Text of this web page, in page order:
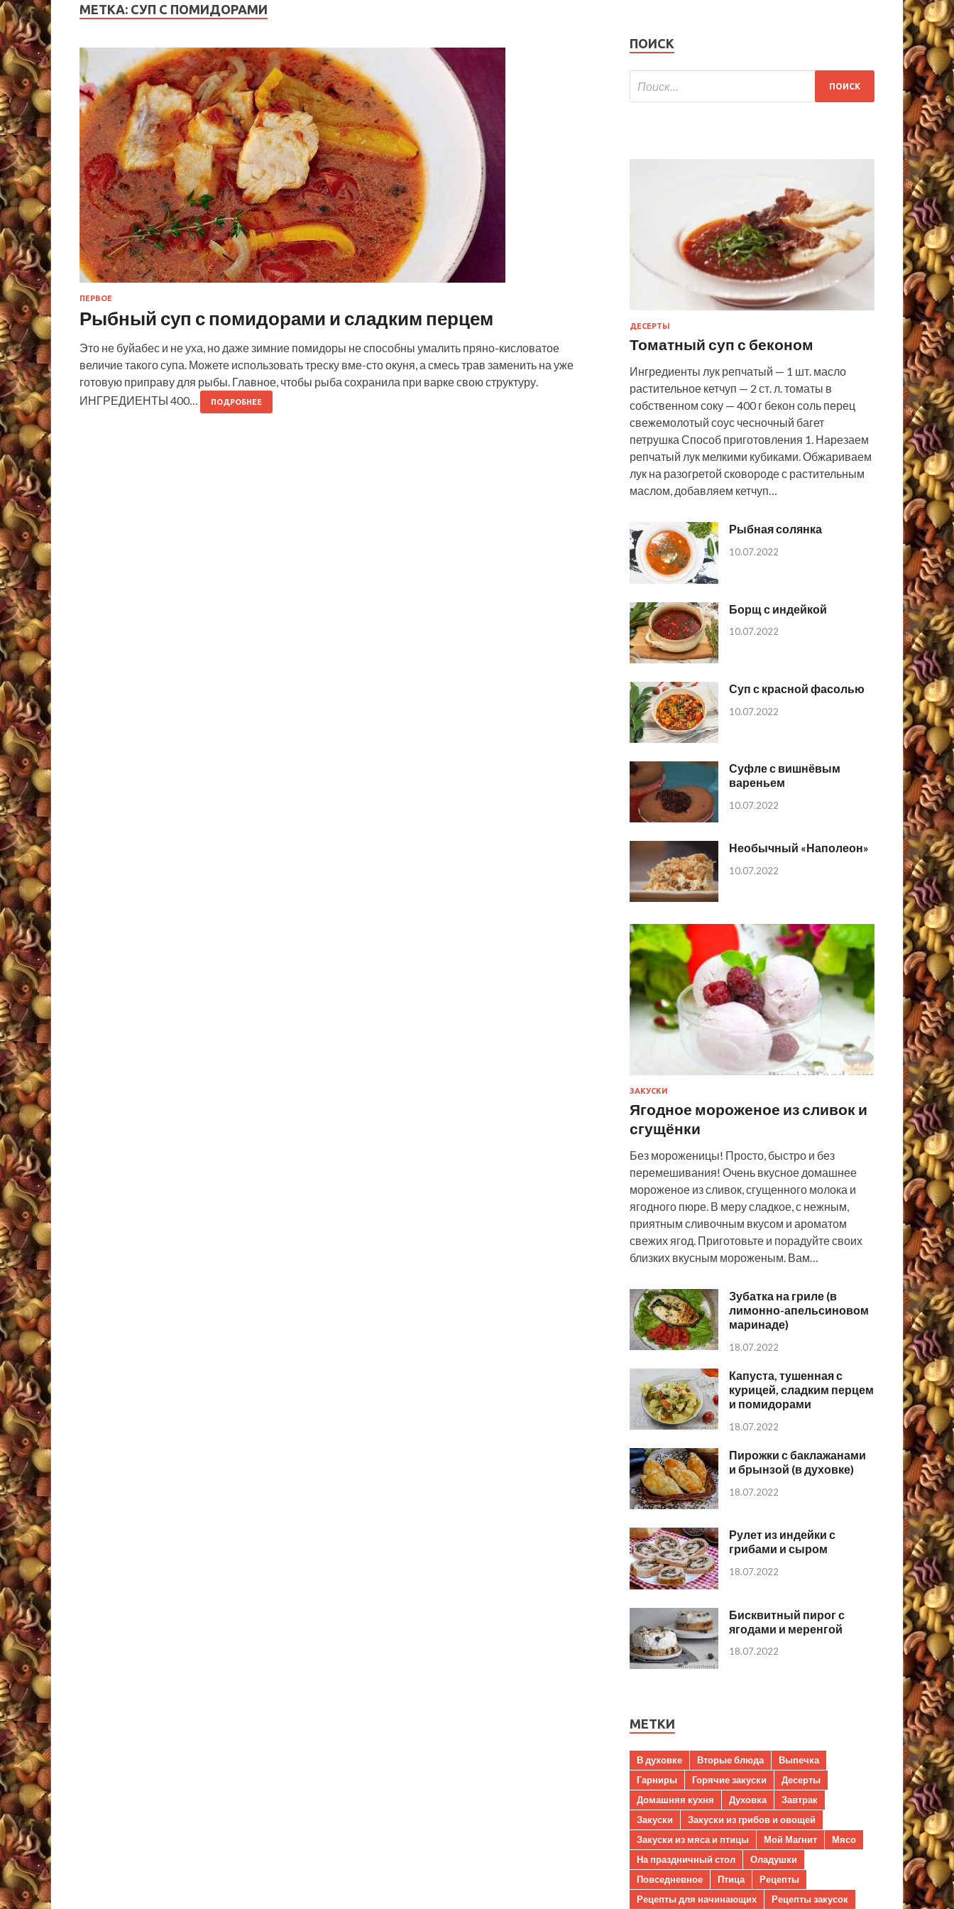
МЕТКА: СУП С ПОМИДОРАМИ
ПЕРВОЕ
Рыбный суп с помидорами и сладким перцем
Это не буйабес и не уха, но даже зимние помидоры не способны умалить пряно-кисловатое
величие такого супа. Можете использовать треску вме-сто окуня, а смесь трав заменить на уже
готовую приправу для рыбы. Главное, чтобы рыба сохранила при варке свою структуру.
ИНГРЕДИЕНТЫ 400…
ПОДРОБНЕЕ
ПОИСК
ДЕСЕРТЫ
Томатный суп с беконом
Ингредиенты лук репчатый — 1 шт. масло
растительное кетчуп — 2 ст. л. томаты в
собственном соку — 400 г бекон соль перец
свежемолотый соус чесночный багет
петрушка Способ приготовления 1. Нарезаем
репчатый лук мелкими кубиками. Обжариваем
лук на разогретой сковороде с растительным
маслом, добавляем кетчуп…
Рыбная солянка
10.07.2022
Борщ с индейкой
10.07.2022
Суп с красной фасолью
10.07.2022
Суфле с вишнёвым
вареньем
10.07.2022
Необычный «Наполеон»
10.07.2022
ЗАКУСКИ
Ягодное мороженое из сливок и
сгущёнки
Без мороженицы! Просто, быстро и без
перемешивания! Очень вкусное домашнее
мороженое из сливок, сгущенного молока и
ягодного пюре. В меру сладкое, с нежным,
приятным сливочным вкусом и ароматом
свежих ягод. Приготовьте и порадуйте своих
близких вкусным мороженым. Вам…
Зубатка на гриле (в
лимонно-апельсиновом
маринаде)
18.07.2022
Капуста, тушенная с
курицей, сладким перцем
и помидорами
18.07.2022
Пирожки с баклажанами
и брынзой (в духовке)
18.07.2022
Рулет из индейки с
грибами и сыром
18.07.2022
Бисквитный пирог с
ягодами и меренгой
18.07.2022
МЕТКИ
В духовке Вторые блюда
Выпечка
Гарниры
Горячие закуски
Десерты
Домашняя кухня
Духовка
Завтрак
Закуски
Закуски из грибов и овощей
Закуски из мяса и птицы
Мой Магнит
Мясо
На праздничный стол
Оладушки
Повседневное
Птица
Рецепты
Рецепты для начинающих
Рецепты закусок